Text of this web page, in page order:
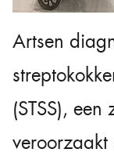
Artsen
(STSS),